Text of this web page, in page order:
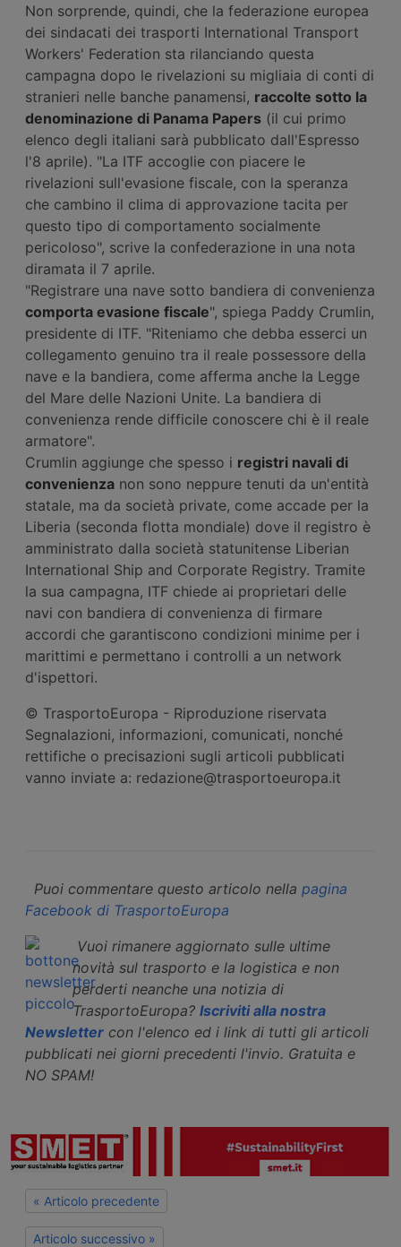
Non sorprende, quindi, che la federazione europea
dei sindacati dei trasporti International Transport
Workers' Federation sta rilanciando questa
campagna dopo le rivelazioni su migliaia di conti di
stranieri nelle banche panamensi, raccolte sotto la
denominazione di Panama Papers (il cui primo
elenco degli italiani sarà pubblicato dall'Espresso
l'8 aprile). "La ITF accoglie con piacere le
rivelazioni sull'evasione fiscale, con la speranza
che cambino il clima di approvazione tacita per
questo tipo di comportamento socialmente
pericoloso", scrive la confederazione in una nota
diramata il 7 aprile.
"Registrare una nave sotto bandiera di convenienza
comporta evasione fiscale", spiega Paddy Crumlin,
presidente di ITF. "Riteniamo che debba esserci un
collegamento genuino tra il reale possessore della
nave e la bandiera, come afferma anche la Legge
del Mare delle Nazioni Unite. La bandiera di
convenienza rende difficile conoscere chi è il reale
armatore".
Crumlin aggiunge che spesso i registri navali di
convenienza non sono neppure tenuti da un'entità
statale, ma da società private, come accade per la
Liberia (seconda flotta mondiale) dove il registro è
amministrato dalla società statunitense Liberian
International Ship and Corporate Registry. Tramite
la sua campagna, ITF chiede ai proprietari delle
navi con bandiera di convenienza di firmare
accordi che garantiscono condizioni minime per i
marittimi e permettano i controlli a un network
d'ispettori.
© TrasportoEuropa - Riproduzione riservata
Segnalazioni, informazioni, comunicati, nonché
rettifiche o precisazioni sugli articoli pubblicati
vanno inviate a: redazione@trasportoeuropa.it
Puoi commentare questo articolo nella pagina
Facebook di TrasportoEuropa
Vuoi rimanere aggiornato sulle ultime
novità sul trasporto e la logistica e non
perderti neanche una notizia di
TrasportoEuropa? Iscriviti alla nostra
Newsletter con l'elenco ed i link di tutti gli articoli
pubblicati nei giorni precedenti l'invio. Gratuita e
NO SPAM!
« Articolo precedente
Articolo successivo »